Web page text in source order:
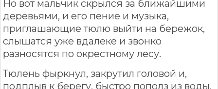
Но вот мальчик скрылся за ближайшими
деревьями, и его пение и музыка,
приглашающие тюлю выйти на бережок,
слышатся уже вдалеке и звонко
разносятся по окрестному лесу.
Тюлень фыркнул, закрутил головой и,
подплыв к берегу, быстро пополз из воды.